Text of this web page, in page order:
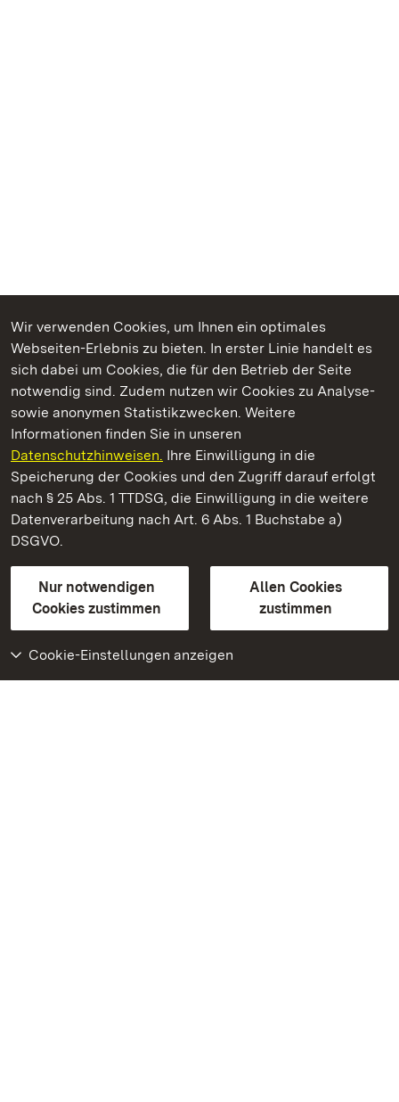
Wir verwenden Cookies, um Ihnen ein optimales
Webseiten-Erlebnis zu bieten. In erster Linie handelt es
sich dabei um Cookies, die für den Betrieb der Seite
notwendig sind. Zudem nutzen wir Cookies zu Analyse-
sowie anonymen Statistikzwecken. Weitere
Informationen finden Sie in unseren
Datenschutzhinweisen. Ihre Einwilligung in die
Speicherung der Cookies und den Zugriff darauf erfolgt
nach § 25 Abs. 1 TTDSG, die Einwilligung in die weitere
Datenverarbeitung nach Art. 6 Abs. 1 Buchstabe a)
DSGVO.
Nur notwendigen
Cookies zustimmen
Allen Cookies
zustimmen
Cookie-Einstellungen anzeigen
Kommen. Staunen. Genießen.
Residenzschloss Ludwigsburg
Staatliche Schlösser und Gärten Baden-Württemberg
Kontakt
GebärdenspracheLeichte Sprache
Erklärung zur Barrierefreiheit
BITV-konform (geprüfte Seiten)
Weiteres